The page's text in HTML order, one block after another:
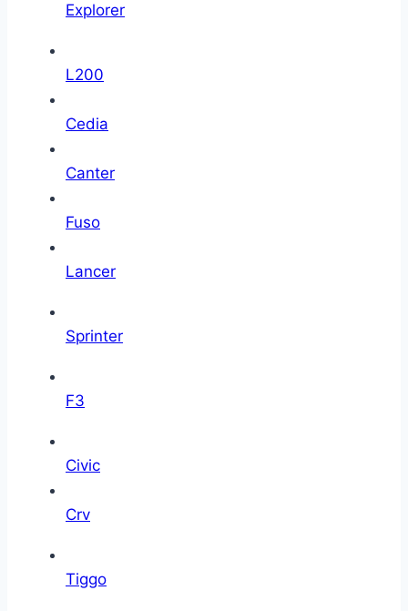
Explorer
L200
Cedia
Canter
Fuso
Lancer
Sprinter
F3
Civic
Crv
Tiggo